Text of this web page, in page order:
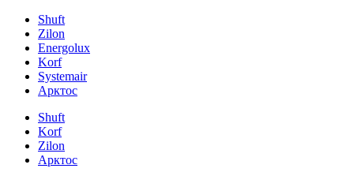
Shuft
Zilon
Energolux
Korf
Systemair
Арктос
Shuft
Korf
Zilon
Арктос